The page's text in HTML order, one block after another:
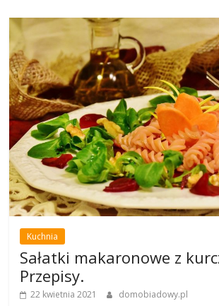
Kuchnia
Sałatki makaronowe z
Przepisy.
22 kwietnia 2021 domobiadowy.pl